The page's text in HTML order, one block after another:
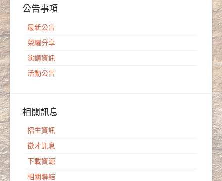
公告事項
最新公告
榮耀分享
演講資訊
活動公告
相關訊息
招生資訊
徵才訊息
下載資源
相關聯結